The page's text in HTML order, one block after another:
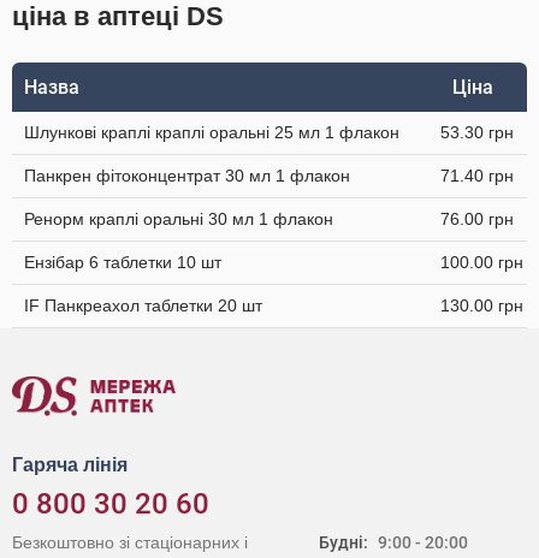
ціна в аптеці DS
Назва Ціна
Шлункові краплі краплі оральні 25 мл 1 флакон 53.30 грн
Панкрен фітоконцентрат 30 мл 1 флакон 71.40 грн
Ренорм краплі оральні 30 мл 1 флакон 76.00 грн
Ензібар 6 таблетки 10 шт 100.00 грн
IF Панкреахол таблетки 20 шт 130.00 грн
Гаряча лінія
0 800 30 20 60
Будні: 9:00 - 20:00
Безкоштовно зі стаціонарних і